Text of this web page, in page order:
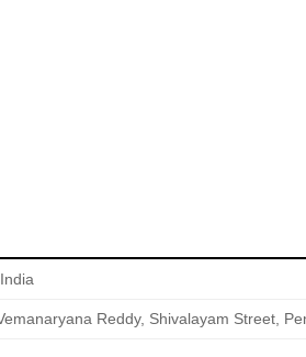
Reddy, Shivalayam Street,